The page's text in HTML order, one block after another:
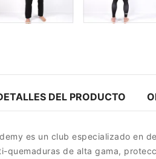
DEL PRODUCTO
es un club especializado en
quemaduras de alta gama,